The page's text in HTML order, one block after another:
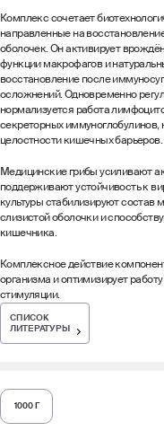
Комплекс сочетает
направленные на
оболочек. Он активирует
функции макрофагов и
восстановление после
осложнений. Одновременно
нормализуется работа
секреторных
целостности кишечных барьеров.
Медицинские грибы усиливают
поддерживают устойчивость к
культуры стабилизируют
слизистой оболочки и
кишечника.
Комплексное действие
организма и оптимизирует
стимуляции.
СПИСОК
ЛИТЕРАТУРЫ
1000 Г